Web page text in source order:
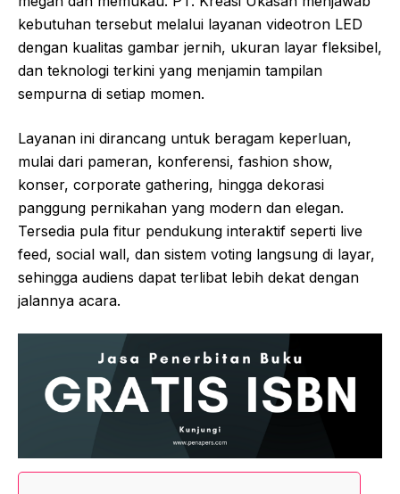
kebutuhan tersebut melalui layanan videotron LED
dengan kualitas gambar jernih, ukuran layar fleksibel,
dan teknologi terkini yang menjamin tampilan
sempurna di setiap momen.
Layanan ini dirancang untuk beragam keperluan,
mulai dari pameran, konferensi, fashion show,
konser, corporate gathering, hingga dekorasi
panggung pernikahan yang modern dan elegan.
Tersedia pula fitur pendukung interaktif seperti live
feed, social wall, dan sistem voting langsung di layar,
sehingga audiens dapat terlibat lebih dekat dengan
jalannya acara.